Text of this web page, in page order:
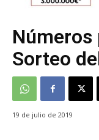
Números
Sorteo
19 de julio de 2019